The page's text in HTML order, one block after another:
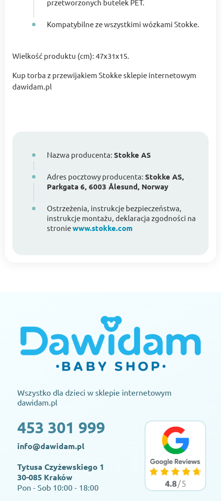
przetworzonych butelek PET.
Kompatybilne ze wszystkimi wózkami Stokke.
Wielkość produktu (cm): 47x31x15.
Kup torba z przewijakiem Stokke sklepie internetowym
dawidam.pl
Nazwa producenta: Stokke AS
Adres pocztowy producenta: Stokke AS,
Parkgata 6, 6003 Ålesund, Norway
Ostrzeżenia, instrukcje bezpieczeństwa,
instrukcje montażu, deklaracja zgodności na
stroniewww.stokke.com
Wszystko dla dzieci w sklepie internetowym
dawidam.pl
453 301 999
info@dawidam.pl
Tytusa Czyżewskiego 1
30-085 Kraków
Pon - Sob 10:00 - 18:00